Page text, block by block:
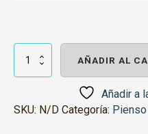
NutraDog
Pienso
y
–
Digestivo
AÑADIR AL
Añadir a
SKU: N/D Categoría: